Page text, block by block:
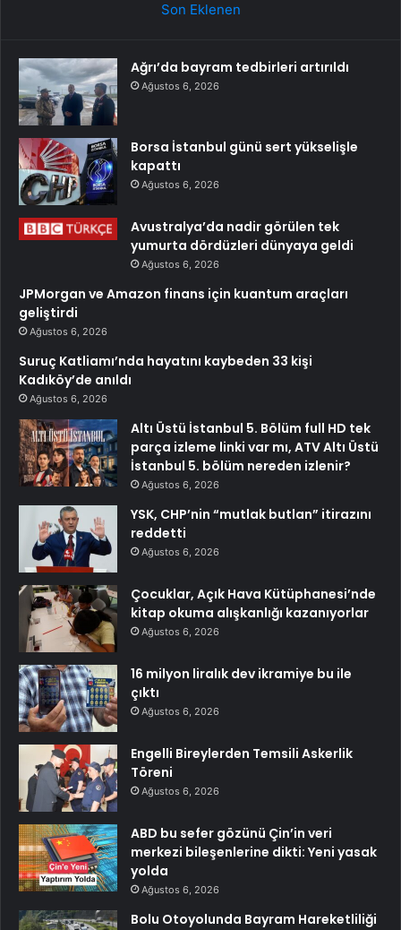
Son Eklenen
Ağrı’da bayram tedbirleri artırıldı
Ağustos 6, 2026
Borsa İstanbul günü sert yükselişle
kapattı
Ağustos 6, 2026
Avustralya’da nadir görülen tek
yumurta dördüzleri dünyaya geldi
Ağustos 6, 2026
JPMorgan ve Amazon finans için kuantum araçları
geliştirdi
Ağustos 6, 2026
Suruç Katliamı’nda hayatını kaybeden 33 kişi
Kadıköy’de anıldı
Ağustos 6, 2026
Altı Üstü İstanbul 5. Bölüm full HD tek
parça izleme linki var mı, ATV Altı Üstü
İstanbul 5. bölüm nereden izlenir?
Ağustos 6, 2026
YSK, CHP’nin “mutlak butlan” itirazını
reddetti
Ağustos 6, 2026
Çocuklar, Açık Hava Kütüphanesi’nde
kitap okuma alışkanlığı kazanıyorlar
Ağustos 6, 2026
16 milyon liralık dev ikramiye bu ile
çıktı
Ağustos 6, 2026
Engelli Bireylerden Temsili Askerlik
Töreni
Ağustos 6, 2026
ABD bu sefer gözünü Çin’in veri
merkezi bileşenlerine dikti: Yeni yasak
yolda
Ağustos 6, 2026
Bolu Otoyolunda Bayram Hareketliliği